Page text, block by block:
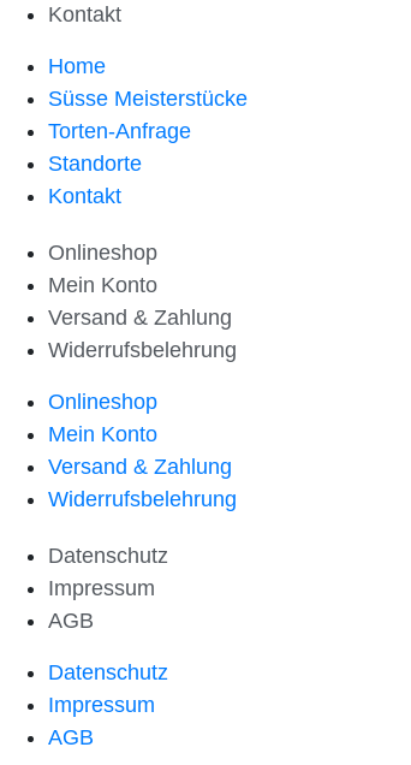
Kontakt
Home
Süsse Meisterstücke
Torten-Anfrage
Standorte
Kontakt
Onlineshop
Mein Konto
Versand & Zahlung
Widerrufsbelehrung
Onlineshop
Mein Konto
Versand & Zahlung
Widerrufsbelehrung
Datenschutz
Impressum
AGB
Datenschutz
Impressum
AGB